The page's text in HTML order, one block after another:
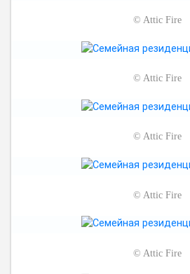
© Attic Fire
© Attic Fire
© Attic Fire
© Attic Fire
© Attic Fire